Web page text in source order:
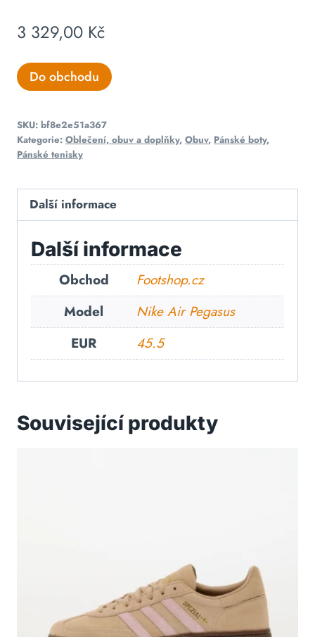
3 329,00 Kč
Do obchodu
SKU: bf8e2e51a367
Kategorie: Oblečení, obuv a doplňky, Obuv, Pánské boty,
Pánské tenisky
Další informace
Další informace
Obchod
Footshop.cz
Model
Nike Air Pegasus
EUR
45.5
Související produkty